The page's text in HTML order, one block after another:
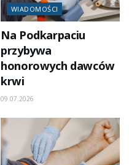
WIADOMOŚCI
Na Podkarpaciu
przybywa
honorowych dawców
krwi
09.07.2026